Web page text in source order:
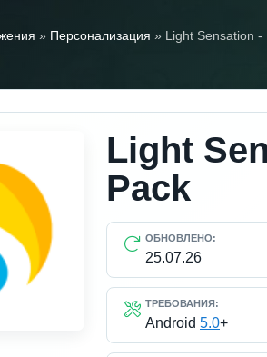
» Персонализация » Light Sensation -
Light
Pack
ОБНОВЛЕНО:
25.07.26
ТРЕБОВАНИЯ:
Android 5.0+